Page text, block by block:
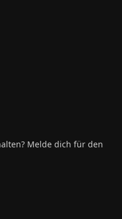
Melde dich für den